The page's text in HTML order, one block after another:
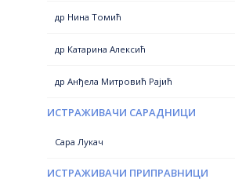
др Нина Томић
др Катарина Алексић
др Анђела Митровић Рајић
ИСТРАЖИВАЧИ САРАДНИЦИ
Сара Лукач
ИСТРАЖИВАЧИ ПРИПРАВНИЦИ